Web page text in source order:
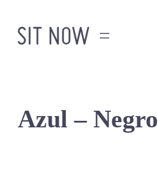
contenido
Azul – Negro